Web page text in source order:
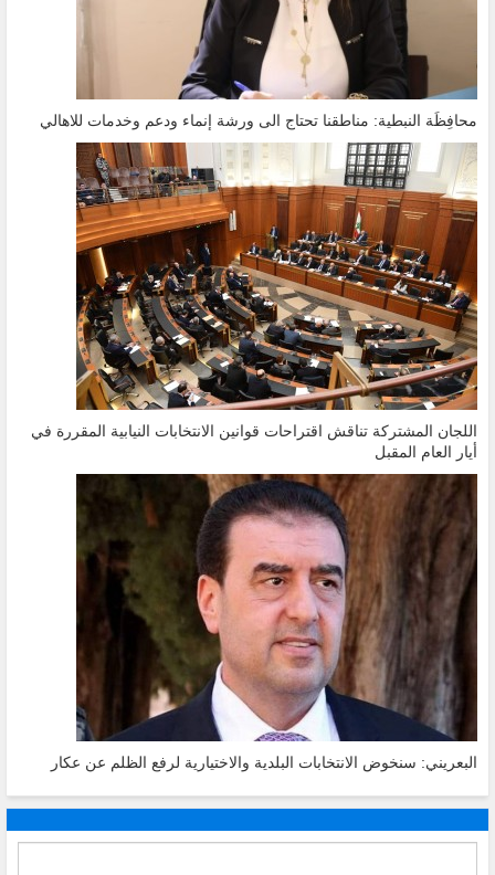
محافِظَة النبطية: مناطقنا تحتاج الى ورشة إنماء ودعم وخدمات للاهالي
اللجان المشتركة تناقش اقتراحات قوانين الانتخابات النيابية المقررة في
أيار العام المقبل
البعريني: سنخوض الانتخابات البلدية والاختيارية لرفع الظلم عن عكار